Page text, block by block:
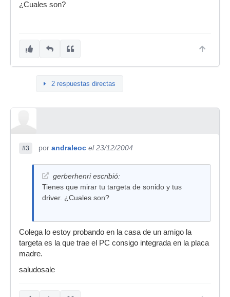
¿Cuales son?
2 respuestas directas
#3 por andraleoc el 23/12/2004
gerberhenri escribió:
Tienes que mirar tu targeta de sonido y tus
driver. ¿Cuales son?
Colega lo estoy probando en la casa de un amigo la
targeta es la que trae el PC consigo integrada en la placa
madre.
saludosale